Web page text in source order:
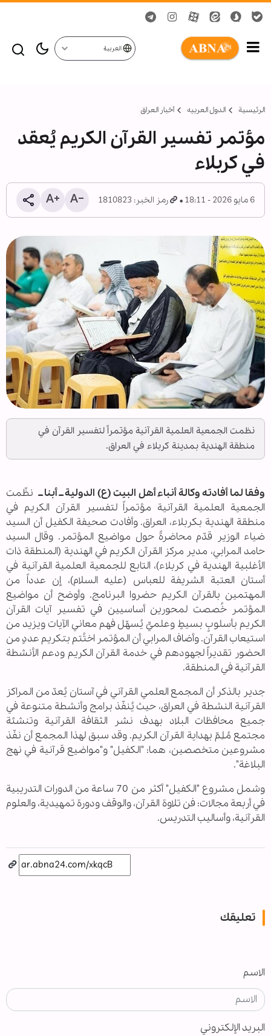
العربية
الرئيسية الدول العربیه أخبار العراق
مؤتمر تفسير القرآن الكريم يُعقد
في كربلاء
6 مايو 2026 - 18:11 رمز الخبر: 1810823
نظمت الجمعية العلمية القرآنية مؤتمراً لتفسير القرآن في
منطقة الهندية بمدينة كربلاء في العراق.
وفقا لما أفادته وكالة أنباء أهل البيت (ع) الدولية ــ أبنا ــ نظّمت
الجمعية العلمية القرآنية مؤتمراً لتفسير القرآن الكريم في
منطقة الهندية بكربلاء، العراق. وأفادت صحيفة الكفيل أن السيد
ضياء الوزير قدّم محاضرةً حول مواضيع المؤتمر. وقال السيد
حامد المرابي، مدير مركز القرآن الكريم في الهندية (المنطقة ذات
الأغلبية الهندية في كربلاء)، التابع للجمعية العلمية القرآنية في
أستان العتبة الشريفة للعباس (عليه السلام)، إن عدداً من
المهتمين بالقرآن الكريم حضروا البرنامج. وأوضح أن مواضيع
المؤتمر خُصصت لمحورين أساسيين في تفسير آيات القرآن
الكريم بأسلوبٍ بسيطٍ وعلميٍّ يُسهّل فهم معاني الآيات ويزيد من
استيعاب القرآن. وأضاف المرابي أن المؤتمر اختُتم بتكريم عددٍ من
الحضور تقديراً لجهودهم في خدمة القرآن الكريم ودعم الأنشطة
القرآنية في المنطقة.
جدير بالذكر أن المجمع العلمي القرآني في آستان يُعدّ من المراكز
القرآنية النشطة في العراق، حيث يُنفّذ برامج وأنشطة متنوعة في
جميع محافظات البلاد بهدف نشر الثقافة القرآنية وتنشئة
مجتمع مُلِمّ بهداية القرآن الكريم. وقد سبق لهذا المجمع أن نفّذ
مشروعين متخصصين، هما: "الكفيل" و"مواضيع قرآنية في نهج
البلاغة".
وشمل مشروع "الكفيل" أكثر من 70 ساعة من الدورات التدريبية
في أربعة مجالات: فن تلاوة القرآن، والوقف ودورة تمهيدية، والعلوم
القرآنية، وأساليب التدريس.
تعليقك
الاسم
البريد الإلكتروني